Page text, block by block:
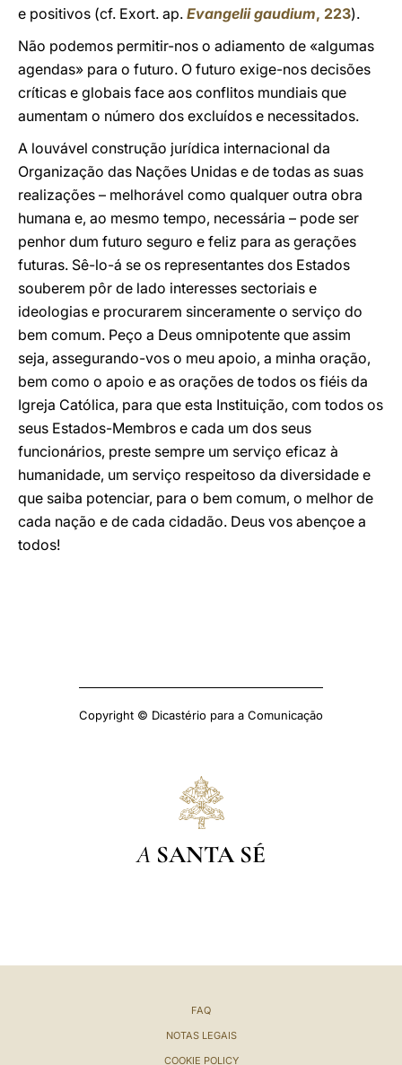
e positivos (cf. Exort. ap. Evangelii gaudium, 223).
Não podemos permitir-nos o adiamento de «algumas
agendas» para o futuro. O futuro exige-nos decisões
críticas e globais face aos conflitos mundiais que
aumentam o número dos excluídos e necessitados.
A louvável construção jurídica internacional da
Organização das Nações Unidas e de todas as suas
realizações – melhorável como qualquer outra obra
humana e, ao mesmo tempo, necessária – pode ser
penhor dum futuro seguro e feliz para as gerações
futuras. Sê-lo-á se os representantes dos Estados
souberem pôr de lado interesses sectoriais e
ideologias e procurarem sinceramente o serviço do
bem comum. Peço a Deus omnipotente que assim
seja, assegurando-vos o meu apoio, a minha oração,
bem como o apoio e as orações de todos os fiéis da
Igreja Católica, para que esta Instituição, com todos os
seus Estados-Membros e cada um dos seus
funcionários, preste sempre um serviço eficaz à
humanidade, um serviço respeitoso da diversidade e
que saiba potenciar, para o bem comum, o melhor de
cada nação e de cada cidadão. Deus vos abençoe a
todos!
Copyright © Dicastério para a Comunicação
A SANTA SÉ
FAQ
NOTAS LEGAIS
COOKIE POLICY